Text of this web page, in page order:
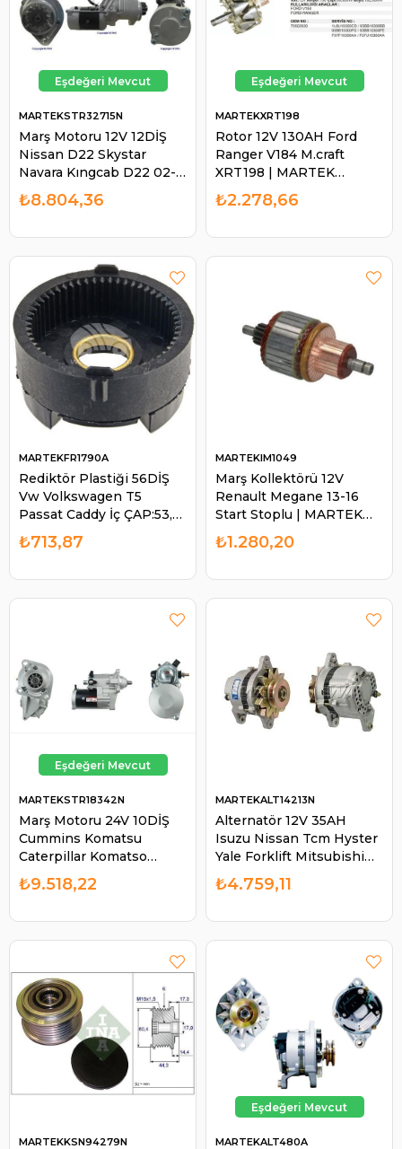
Marş Motoru 12V 12DİŞ
Nissan D22 Skystar
Navara Kıngcab D22 02-
STR6020 STR6020
23300VK500
| MARTEK STR32715N
MARTEKSTR32715N
₺8.804,36
Rotor 12V 130AH Ford
Ranger V184 M.craft
XRT198 | MARTEK
XRT198
MARTEKXRT198
₺2.278,66
Rediktör Plastiği 56DİŞ
Vw Volkswagen T5
Passat Caddy İç ÇAP:53,5
Dış ÇAP:67,5 | MARTEK
FR1790A
MARTEKFR1790A
₺713,87
Marş Kollektörü 12V
Renault Megane 13-16
Start Stoplu | MARTEK
IM1049
MARTEKIM1049
₺1.280,20
Marş Motoru 24V 10DİŞ
Cummins Komatsu
Caterpillar Komatso
WA320 PC200 PC220
Cummins Excavatör
MARTEKSTR18342N
₺9.518,22
Alternatör 12V 35AH
Isuzu Nissan Tcm Hyster
Yale Forklift Mitsubishi
Tip | MARTEK ALT14213N
MARTEKALT14213N
₺4.759,11
MARTEKKSN94279N MARTEKALT480A